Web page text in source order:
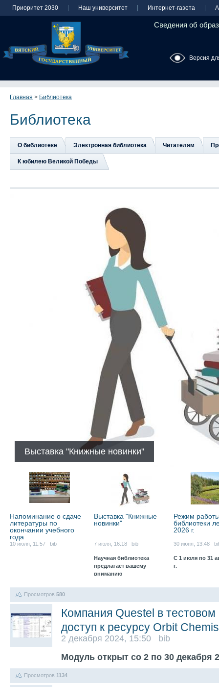
Приоритет 2030 Наш университет Интернет-газета
Сведения об
Версия
Главная > Библиотека
Библиотека
О библиотеке Электронная библиотека Читателям
К юбилею Великой Победы
Выставка "Книжные новинки"
Напоминание о сдаче
литературы по
окончании учебного
года
10 июля, 11:57 bib
Выставка "Книжные
новинки"
7 июля, 16:18 bib
Научная библиотека
предлагает вашему
вниманию
Режим
библиотеки
2026 г.
30 июня, 13:48
С 1 июля по 31
г.
Просмотров 580
Компания Questel в
доступ к ресурсу Orbit
2 декабря 2024, 15:50 bib
Модуль открыт со 2 по 30 декабря
Просмотров 1134